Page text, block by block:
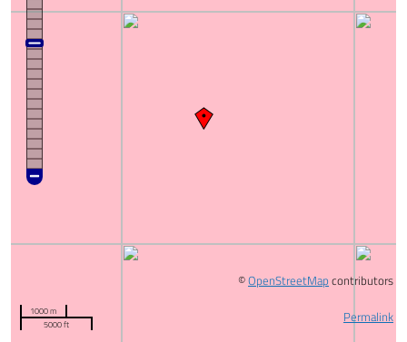
1000 m
5000 ft
Permalink
©OpenStreetMap contributors